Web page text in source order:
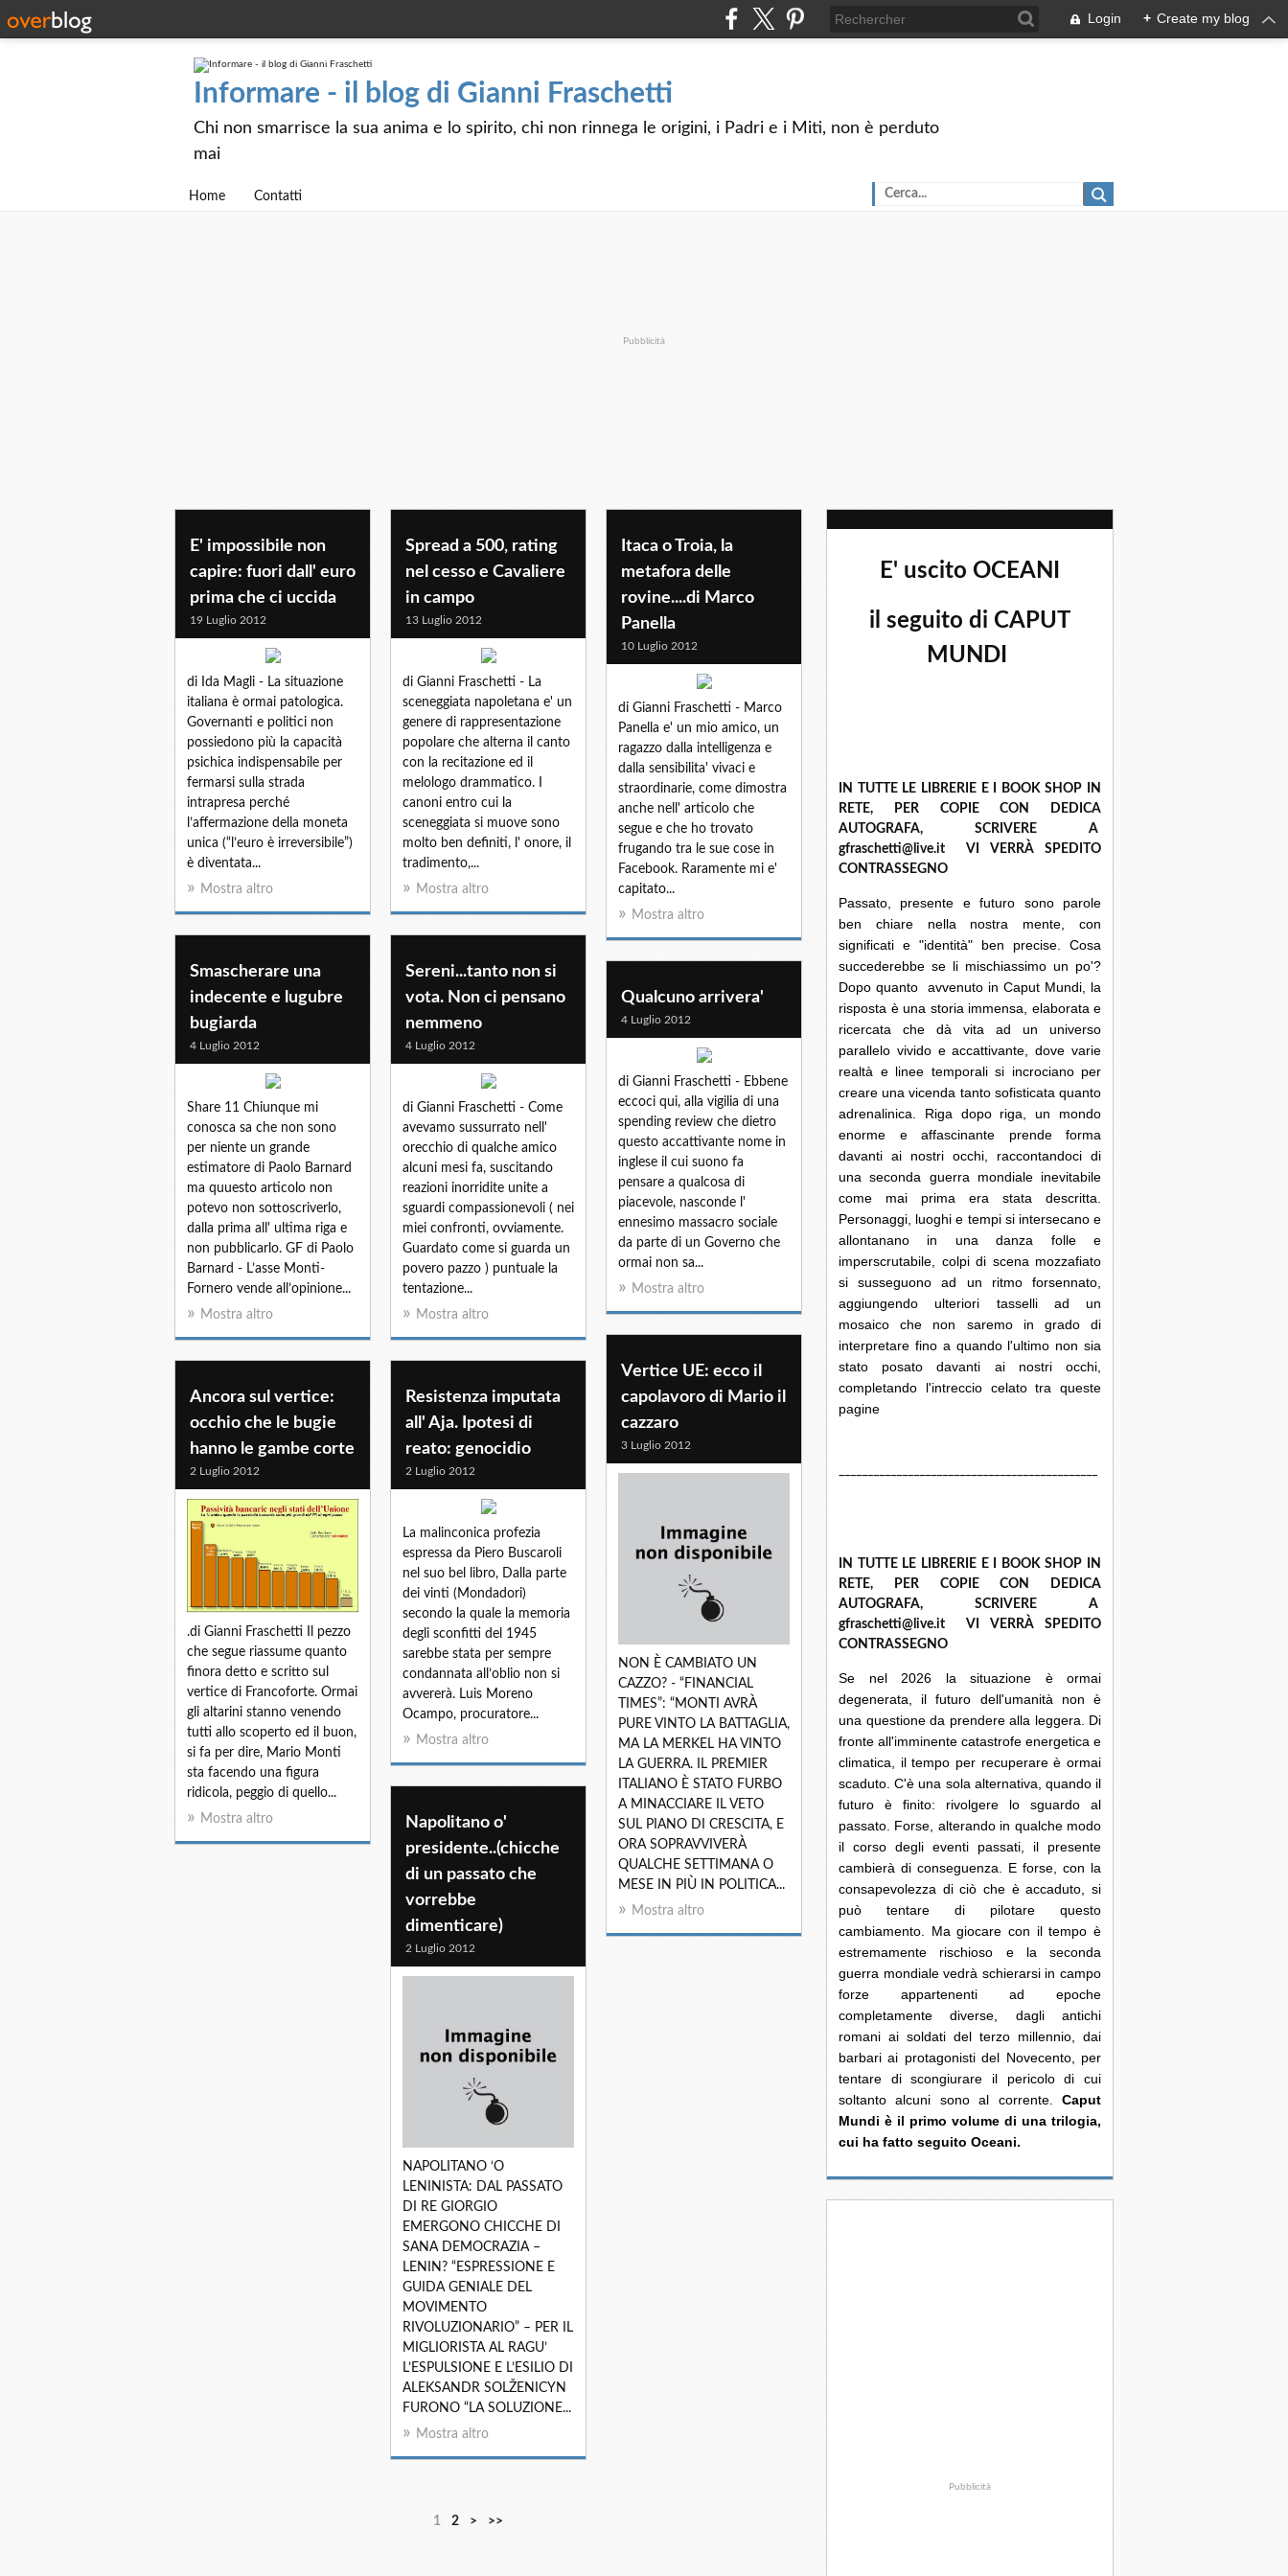
Login + Create my blog
Informare - il blog di Gianni Fraschetti
Chi non smarrisce la sua anima e lo spirito, chi non rinnega le origini, i Padri e i Miti, non è perduto
mai
Home Contatti
Pubblicità
E' impossibile non
capire: fuori dall' euro
prima che ci uccida
19 Luglio 2012
di Ida Magli - La situazione
italiana è ormai patologica.
Governanti e politici non
possiedono più la capacità
psichica indispensabile per
fermarsi sulla strada
intrapresa perché
l’affermazione della moneta
unica (“l’euro è irreversibile”)
è diventata...
Mostra altro
Spread a 500, rating
nel cesso e Cavaliere
in campo
13 Luglio 2012
di Gianni Fraschetti - La
sceneggiata napoletana e' un
genere di rappresentazione
popolare che alterna il canto
con la recitazione ed il
melologo drammatico. I
canoni entro cui la
sceneggiata si muove sono
molto ben definiti, l' onore, il
tradimento,...
Mostra altro
Itaca o Troia, la
metafora delle
rovine....di Marco
Panella
10 Luglio 2012
di Gianni Fraschetti - Marco
Panella e' un mio amico, un
ragazzo dalla intelligenza e
dalla sensibilita' vivaci e
straordinarie, come dimostra
anche nell' articolo che
segue e che ho trovato
frugando tra le sue cose in
Facebook. Raramente mi e'
capitato...
Mostra altro
Smascherare una
indecente e lugubre
bugiarda
4 Luglio 2012
Share 11 Chiunque mi
conosca sa che non sono
per niente un grande
estimatore di Paolo Barnard
ma quuesto articolo non
potevo non sottoscriverlo,
dalla prima all' ultima riga e
non pubblicarlo. GF di Paolo
Barnard - L’asse Monti-
Fornero vende all’opinione...
Mostra altro
Sereni...tanto non si
vota. Non ci pensano
nemmeno
4 Luglio 2012
di Gianni Fraschetti - Come
avevamo sussurrato nell'
orecchio di qualche amico
alcuni mesi fa, suscitando
reazioni inorridite unite a
sguardi compassionevoli ( nei
miei confronti, ovviamente.
Guardato come si guarda un
povero pazzo ) puntuale la
tentazione...
Mostra altro
Qualcuno arrivera'
4 Luglio 2012
di Gianni Fraschetti - Ebbene
eccoci qui, alla vigilia di una
spending review che dietro
questo accattivante nome in
inglese il cui suono fa
pensare a qualcosa di
piacevole, nasconde l'
ennesimo massacro sociale
da parte di un Governo che
ormai non sa...
Mostra altro
Vertice UE: ecco il
capolavoro di Mario il
cazzaro
3 Luglio 2012
NON È CAMBIATO UN
CAZZO? - “FINANCIAL
TIMES”: “MONTI AVRÀ
PURE VINTO LA BATTAGLIA,
MA LA MERKEL HA VINTO
LA GUERRA. IL PREMIER
ITALIANO È STATO FURBO
A MINACCIARE IL VETO
SUL PIANO DI CRESCITA, E
ORA SOPRAVVIVERÀ
QUALCHE SETTIMANA O
MESE IN PIÙ IN POLITICA...
Mostra altro
Ancora sul vertice:
occhio che le bugie
hanno le gambe corte
2 Luglio 2012
.di Gianni Fraschetti Il pezzo
che segue riassume quanto
finora detto e scritto sul
vertice di Francoforte. Ormai
gli altarini stanno venendo
tutti allo scoperto ed il buon,
si fa per dire, Mario Monti
sta facendo una figura
ridicola, peggio di quello...
Mostra altro
Resistenza imputata
all' Aja. Ipotesi di
reato: genocidio
2 Luglio 2012
La malinconica profezia
espressa da Piero Buscaroli
nel suo bel libro, Dalla parte
dei vinti (Mondadori)
secondo la quale la memoria
degli sconfitti del 1945
sarebbe stata per sempre
condannata all’oblio non si
avvererà. Luis Moreno
Ocampo, procuratore...
Mostra altro
Napolitano o'
presidente..(chicche
di un passato che
vorrebbe
dimenticare)
2 Luglio 2012
NAPOLITANO ‘O
LENINISTA: DAL PASSATO
DI RE GIORGIO
EMERGONO CHICCHE DI
SANA DEMOCRAZIA –
LENIN? “ESPRESSIONE E
GUIDA GENIALE DEL
MOVIMENTO
RIVOLUZIONARIO” – PER IL
MIGLIORISTA AL RAGU’
L’ESPULSIONE E L’ESILIO DI
ALEKSANDR SOLŽENICYN
FURONO “LA SOLUZIONE...
Mostra altro
1 2 > >>
E' uscito OCEANI
il seguito di CAPUT
MUNDI
IN TUTTE LE LIBRERIE E I BOOK SHOP IN
RETE, PER COPIE CON DEDICA
AUTOGRAFA, SCRIVERE A
gfraschetti@live.it VI VERRÀ SPEDITO
CONTRASSEGNO
Passato, presente e futuro sono parole
ben chiare nella nostra mente, con
significati e "identità" ben precise. Cosa
succederebbe se li mischiassimo un po'?
Dopo quanto avvenuto in Caput Mundi, la
risposta è una storia immensa, elaborata e
ricercata che dà vita ad un universo
parallelo vivido e accattivante, dove varie
realtà e linee temporali si incrociano per
creare una vicenda tanto sofisticata quanto
adrenalinica. Riga dopo riga, un mondo
enorme e affascinante prende forma
davanti ai nostri occhi, raccontandoci di
una seconda guerra mondiale inevitabile
come mai prima era stata descritta.
Personaggi, luoghi e tempi si intersecano e
allontanano in una danza folle e
imperscrutabile, colpi di scena mozzafiato
si susseguono ad un ritmo forsennato,
aggiungendo ulteriori tasselli ad un
mosaico che non saremo in grado di
interpretare fino a quando l'ultimo non sia
stato posato davanti ai nostri occhi,
completando l'intreccio celato tra queste
pagine
IN TUTTE LE LIBRERIE E I BOOK SHOP IN
RETE, PER COPIE CON DEDICA
AUTOGRAFA, SCRIVERE A
gfraschetti@live.it VI VERRÀ SPEDITO
CONTRASSEGNO
Se nel 2026 la situazione è ormai
degenerata, il futuro dell'umanità non è
una questione da prendere alla leggera. Di
fronte all'imminente catastrofe energetica e
climatica, il tempo per recuperare è ormai
scaduto. C'è una sola alternativa, quando il
futuro è finito: rivolgere lo sguardo al
passato. Forse, alterando in qualche modo
il corso degli eventi passati, il presente
cambierà di conseguenza. E forse, con la
consapevolezza di ciò che è accaduto, si
può tentare di pilotare questo
cambiamento. Ma giocare con il tempo è
estremamente rischioso e la seconda
guerra mondiale vedrà schierarsi in campo
forze appartenenti ad epoche
completamente diverse, dagli antichi
romani ai soldati del terzo millennio, dai
barbari ai protagonisti del Novecento, per
tentare di scongiurare il pericolo di cui
soltanto alcuni sono al corrente. Caput
Mundi è il primo volume di una trilogia,
cui ha fatto seguito Oceani.
Pubblicità